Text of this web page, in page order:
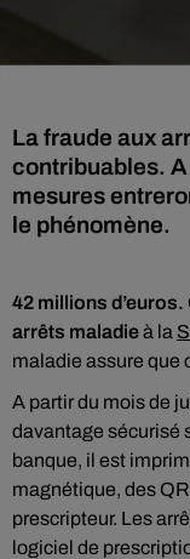
La fraude aux
contribuables.
mesures
le phénomène.
42 millions d’euros.
arrêts maladieà la
maladie assure que
A partir du mois de
davantage sécurisé
banque, il est
magnétique, des
prescripteur. Les
logiciel de